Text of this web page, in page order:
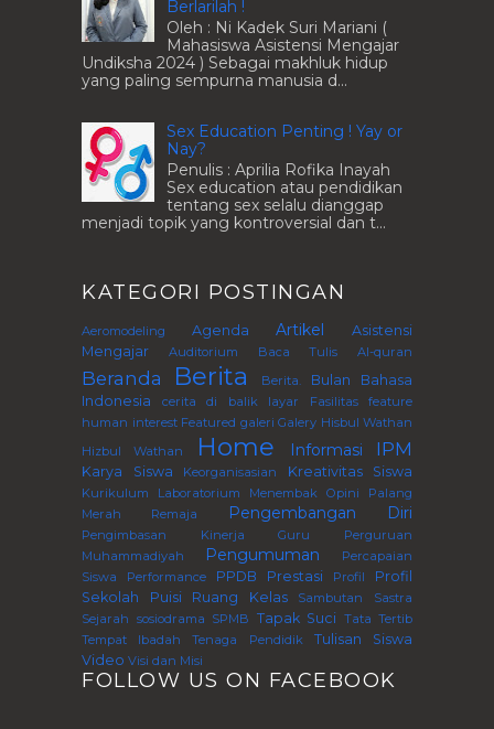
Berlarilah !
Oleh : Ni Kadek Suri Mariani (
Mahasiswa Asistensi Mengajar
Undiksha 2024 ) Sebagai makhluk hidup
yang paling sempurna manusia d...
Sex Education Penting ! Yay or
Nay?
Penulis : Aprilia Rofika Inayah
Sex education atau pendidikan
tentang sex selalu dianggap
menjadi topik yang kontroversial dan t...
KATEGORI POSTINGAN
Aeromodeling Agenda Artikel
Asistensi
Mengajar
Auditorium Baca Tulis Al-quran
Beranda Berita Berita.
Bulan Bahasa
Indonesia
cerita di balik layar Fasilitas
feature
human interest Featured galeri Galery Hisbul Wathan
Hizbul Wathan
Home Informasi IPM
Karya Siswa Keorganisasian Kreativitas Siswa
Kurikulum Laboratorium Menembak Opini
Palang
Merah Remaja
Pengembangan Diri
Pengimbasan Kinerja Guru Perguruan
Muhammadiyah
Pengumuman
Percapaian
Siswa
Performance PPDB Prestasi Profil
Profil
Sekolah
Puisi Ruang Kelas Sambutan
Sastra
Sejarah sosiodrama SPMB Tapak Suci Tata Tertib
Tempat Ibadah
Tenaga Pendidik
Tulisan Siswa
Video Visi dan Misi
FOLLOW US ON FACEBOOK